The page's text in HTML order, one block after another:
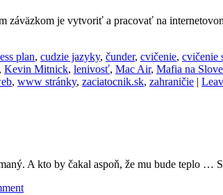
je vytvoriť a pracovať na
plan, cudzie jazyky, čunder, cvičenie, cvičenie
, Kevin Mitnick, lenivosť, Mac Air, Mafia na
, www stránky, zaciatocnik.sk, zahraničie |
A kto by čakal aspoň, že mu bude teplo …